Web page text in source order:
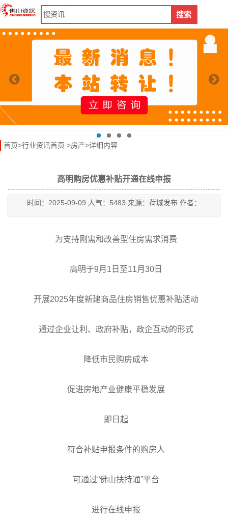
搜资讯 搜索
首页>行业资讯首页 >房产>详细内容
高明购房优惠补贴开通在线申报
时间：2025-09-09 人气：5483 来源：荷城发布 作者：
为支持刚需和改善型住房需求消费
高明于9月1日至11月30日
开展2025年度新建商品住房销售优惠补贴活动
通过企业让利、政府补贴，政企互动的形式
降低市民购房成本
促进房地产业健康平稳发展
即日起
符合补贴申报条件的购房人
可通过“佛山扶持通”平台
进行在线申报